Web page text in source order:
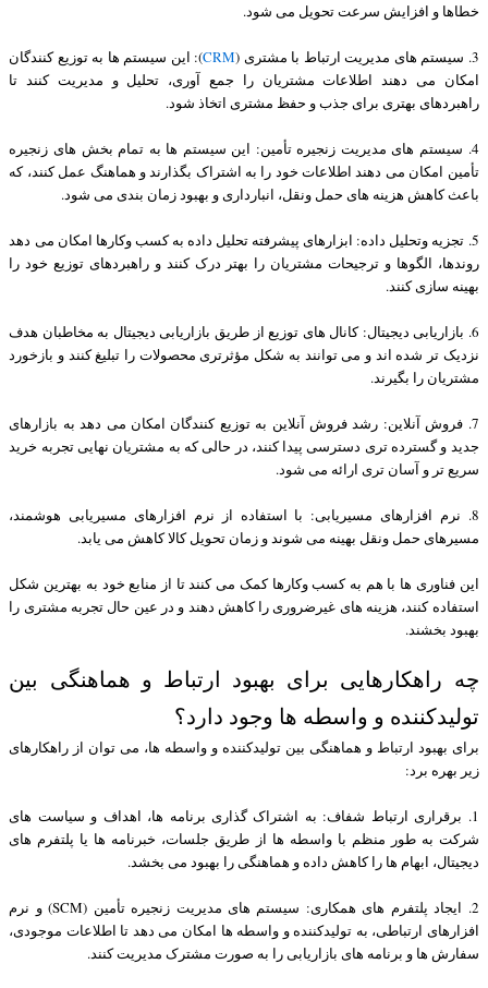
خطاها و افزایش سرعت تحویل می شود.
3. سیستم های مدیریت ارتباط با مشتری ( CRM): این سیستم ها به توزیع کنندگان
امکان می دهند اطلاعات مشتریان را جمع آوری، تحلیل و مدیریت کنند تا
راهبردهای بهتری برای جذب و حفظ مشتری اتخاذ شود.
4. سیستم های مدیریت زنجیره تأمین: این سیستم ها به تمام بخش های زنجیره
تأمین امکان می دهند اطلاعات خود را به اشتراک بگذارند و هماهنگ عمل کنند، که
باعث کاهش هزینه های حمل ونقل، انبارداری و بهبود زمان بندی می شود.
5. تجزیه وتحلیل داده: ابزارهای پیشرفته تحلیل داده به کسب وکارها امکان می دهد
روندها، الگوها و ترجیحات مشتریان را بهتر درک کنند و راهبردهای توزیع خود را
بهینه سازی کنند.
6. بازاریابی دیجیتال: کانال های توزیع از طریق بازاریابی دیجیتال به مخاطبان هدف
نزدیک تر شده اند و می توانند به شکل مؤثرتری محصولات را تبلیغ کنند و بازخورد
مشتریان را بگیرند.
7. فروش آنلاین: رشد فروش آنلاین به توزیع کنندگان امکان می دهد به بازارهای
جدید و گسترده تری دسترسی پیدا کنند، در حالی که به مشتریان نهایی تجربه خرید
سریع تر و آسان تری ارائه می شود.
8. نرم افزارهای مسیریابی: با استفاده از نرم افزارهای مسیریابی هوشمند،
مسیرهای حمل ونقل بهینه می شوند و زمان تحویل کالا کاهش می یابد.
این فناوری ها با هم به کسب وکارها کمک می کنند تا از منابع خود به بهترین شکل
استفاده کنند، هزینه های غیرضروری را کاهش دهند و در عین حال تجربه مشتری را
بهبود بخشند.
چه راهکارهایی برای بهبود ارتباط و هماهنگی بین
تولیدکننده و واسطه ها وجود دارد؟
برای بهبود ارتباط و هماهنگی بین تولیدکننده و واسطه ها، می توان از راهکارهای
زیر بهره برد:
1. برقراری ارتباط شفاف: به اشتراک گذاری برنامه ها، اهداف و سیاست های
شرکت به طور منظم با واسطه ها از طریق جلسات، خبرنامه ها یا پلتفرم های
دیجیتال، ابهام ها را کاهش داده و هماهنگی را بهبود می بخشد.
2. ایجاد پلتفرم های همکاری: سیستم های مدیریت زنجیره تأمین (SCM) و نرم
افزارهای ارتباطی، به تولیدکننده و واسطه ها امکان می دهد تا اطلاعات موجودی،
سفارش ها و برنامه های بازاریابی را به صورت مشترک مدیریت کنند.